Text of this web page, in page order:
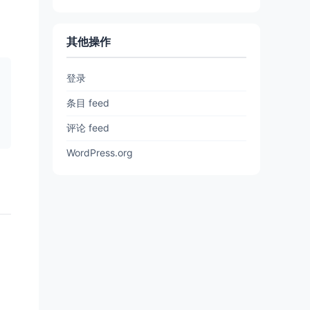
其他操作
登录
条目 feed
评论 feed
WordPress.org